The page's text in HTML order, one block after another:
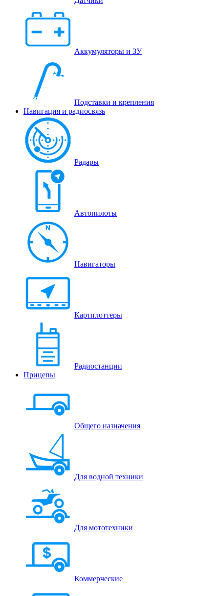
Аккумуляторы и ЗУ
Подставки и крепления
Навигация и радиосвязь
Радары
Автопилоты
Навигаторы
Картплоттеры
Радиостанции
Прицепы
Общего назначения
Для водной техники
Для мототехники
Коммерческие